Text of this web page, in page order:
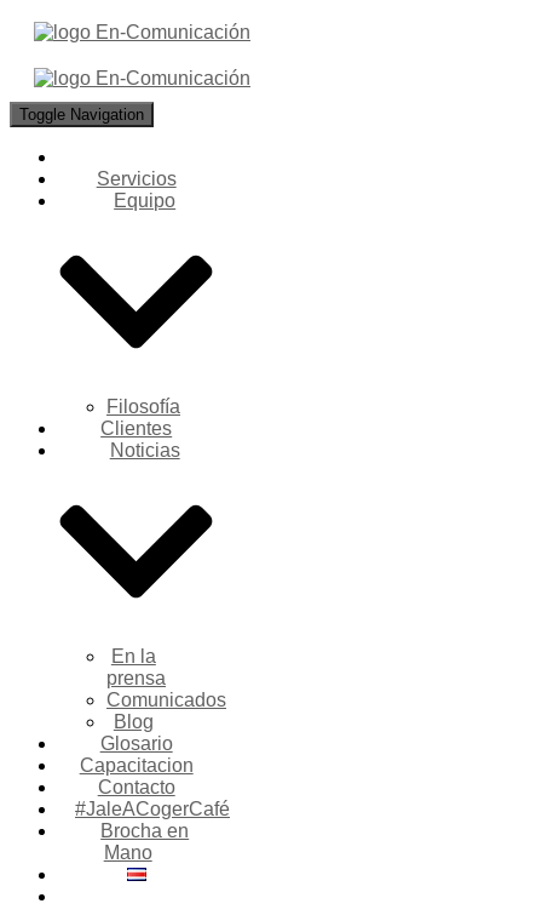
Toggle Navigation
Servicios
Equipo
Filosofía
Clientes
Noticias
En la
prensa
Comunicados
Blog
Glosario
Capacitacion
Contacto
#JaleACogerCafé
Brocha en
Mano